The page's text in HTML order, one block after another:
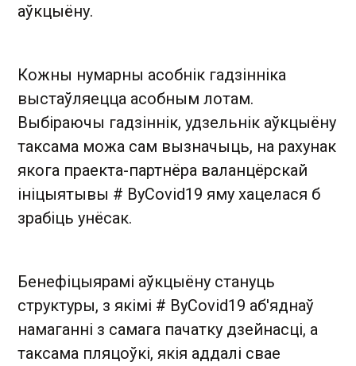
аўкцыёну.
Кожны нумарны асобнік гадзінніка
выстаўляецца асобным лотам.
Выбіраючы гадзіннік, удзельнік аўкцыёну
таксама можа сам вызначыць, на рахунак
якога праекта-партнёра валанцёрскай
ініцыятывы # ByCovid19 яму хацелася б
зрабіць унёсак.
Бенефіцыярамі аўкцыёну стануць
структуры, з якімі # ByCovid19 аб'яднаў
намаганні з самага пачатку дзейнасці, а
таксама пляцоўкі, якія аддалі свае